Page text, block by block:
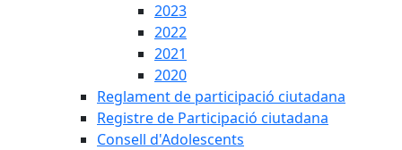
2023
2022
2021
2020
Reglament de participació ciutadana
Registre de Participació ciutadana
Consell d'Adolescents